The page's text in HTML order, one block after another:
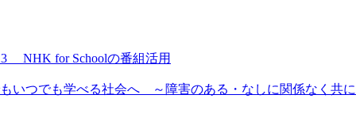
NHK for Schoolの番組活用
いつでも学べる社会へ ～障害のある・なしに関係なく共